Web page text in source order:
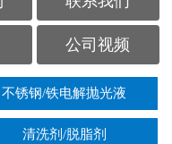
公司视频
不锈钢/铁电解抛光液
清洗剂/脱脂剂